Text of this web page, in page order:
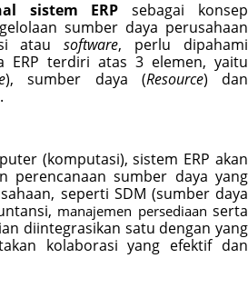
sistem ERP sebagai konsep
sumber daya perusahaan
atau software, perlu dipahami
ERP terdiri atas 3 elemen, yaitu
), sumber daya (Resource) dan
(komputasi), sistem ERP akan
perencanaan sumber daya yang
seperti SDM (sumber daya
manajemen persediaan serta
diintegrasikan satu dengan yang
kolaborasi yang efektif dan